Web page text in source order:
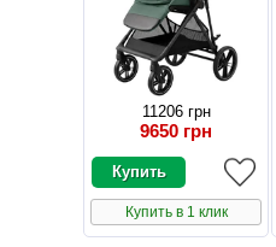
11206 грн
9650 грн
Купить в 1 клик